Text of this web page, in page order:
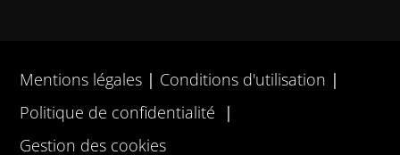
Mentions légales
Conditions d'utilisation
Politique de confidentialité
Gestion des cookies